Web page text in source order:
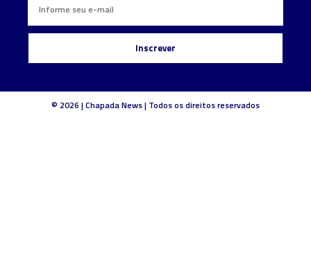
Inscrever
© 2026 | Chapada News | Todos os direitos reservados